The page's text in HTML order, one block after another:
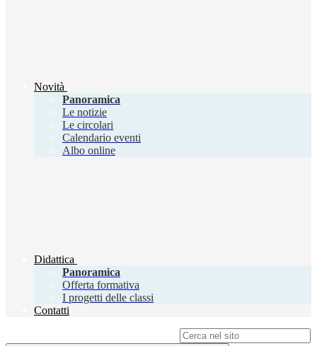
Novità
Panoramica
Le notizie
Le circolari
Calendario eventi
Albo online
Didattica
Panoramica
Offerta formativa
I progetti delle classi
Contatti